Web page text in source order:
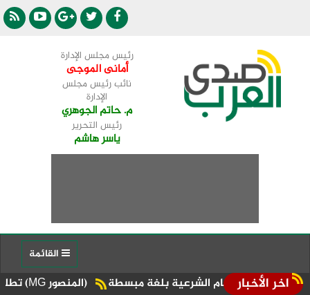
رئيس مجلس الإدارة
أمانى الموجى
نائب رئيس مجلس
الإدارة
م. حاتم الجوهري
رئيس التحرير
ياسر هاشم
اخر الأخبار (المنصور MG) تطلق أحدث سياراتها الـ PHEV مع طراز "RX 9" الشرعية بلغة مبسطة